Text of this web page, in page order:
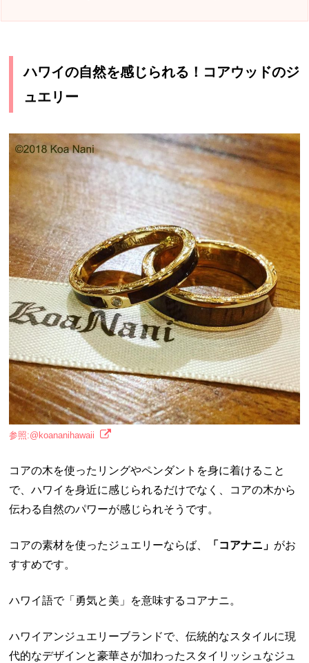
ハワイの自然を感じられる！コアウッドのジ
ュエリー
参照:@koananihawaii
コアの木を使ったリングやペンダントを身に着けること
で、ハワイを身近に感じられるだけでなく、コアの木から
伝わる自然のパワーが感じられそうです。
コアの素材を使ったジュエリーならば、 「コアナニ」 がお
すすめです。
ハワイ語で「勇気と美」を意味するコアナニ。
ハワイアンジュエリーブランドで、伝統的なスタイルに現
代的なデザインと豪華さが加わったスタイリッシュなジュ